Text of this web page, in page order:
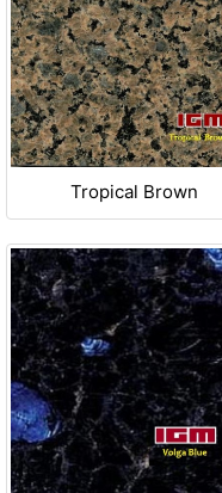
Tropical Brown